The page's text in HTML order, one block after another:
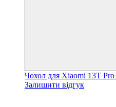
Чохол для Xiaomi 13T
Залишити відгук